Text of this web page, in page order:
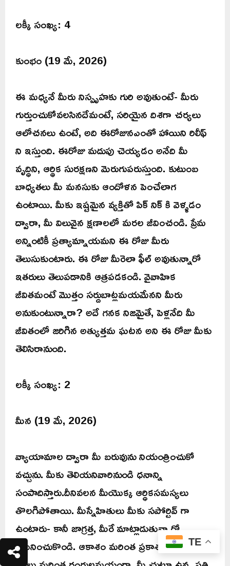
లక్కీ సంఖ్య: 4
కుంభం (19 మే, 2026)
ఈ మధ్యనే మీరు నిస్పృహకు గురి అవుతుంటే- మీరు
గుర్తుంచుకోవలసినదేమంటే, సరియైన దిశగా చర్యలు
ఆలోచనలు ఉంటే, అది ఈరోజునఎంతో హాయిని రిలీఫ్
ని ఇస్తుంది. ఈరోజు మదుపు చెయ్యడం అనేది మీ
వృద్ధిని, ఆర్థిక సురక్షణని మెరుగుపరుస్తుంది. కుటుంబ
బాధ్యతలు మీ మనసుకు ఆందోళన పెంచేలాగ
ఉంటాయి. మీకు ఇష్టమైన వ్యక్తితో పిక్ నిక్ కి వెళ్ళడం
ద్వారా, మీ విలువైన క్షణాలలో మరల జీవించండి. ప్రేమ
అన్నింటికీ ప్రత్యామ్నాయమని ఈ రోజు మీరు
తెలుసుకుంటారు. ఈ రోజు మీరెలా ఫీల్ అవుతున్నారో
ఇతరులు తెలుపడానికి ఆత్రపడకండి. వైవాహిక
జీవితమంటే మొత్తం సర్దుబాట్లమయమేనని మీరు
అనుకుంటున్నారా? అదే గనక నిజమైతే, పెళ్లనేది మీ
జీవితంలో జరిగిన అత్యుత్తమ ఘటన అని ఈ రోజు మీకు
తెలిసిరానుంది.
లక్కీ సంఖ్య: 2
మీన (19 మే, 2026)
వ్యాయామాల ద్వారా మీ బరువును నియంత్రించుకో
వచ్చును. మీకు తెలియనివారినుండి ధనాన్ని
సంపాదిస్తారు.దీనివలన మీయొక్క ఆర్ధికసమస్యలు
తొలగిపోతాయి. మీస్నేహితులు మీకు సపోర్టివ్ గా
ఉంటారు- కానీ జాగ్రత్త, మీరే మాట్లాడుతున్నారో
గమనించుకొండి. ఆకాశం మరింత ప్రకాశవంతంగా,TE